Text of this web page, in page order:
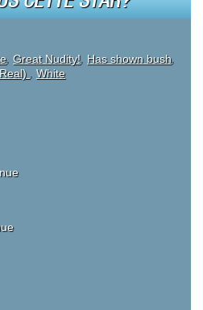
, Great Nudity! Has shown bush
White